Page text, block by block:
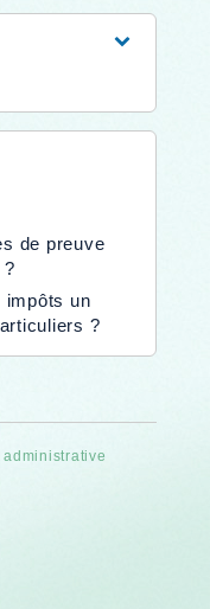
de preuve
?
impôts un
?